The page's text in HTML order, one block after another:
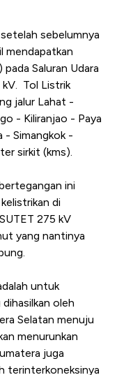
sebelumnya
mendapatkan
Saluran Udara
kV. Tol Listrik
jalur Lahat -
- Kiliranjao - Paya
- Simangkok -
sirkit (kms).
ini
di
275 kV
yang nantinya
untuk
oleh
Selatan menuju
menurunkan
juga
terinterkoneksinya